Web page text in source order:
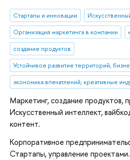
Стартапы и инновации
Организация маркетинга в компании
создание продуктов
Маркетинг, создание продуктов,
Искусственный интеллект,
контент.
Корпоративное
Стартапы, управление проектами.